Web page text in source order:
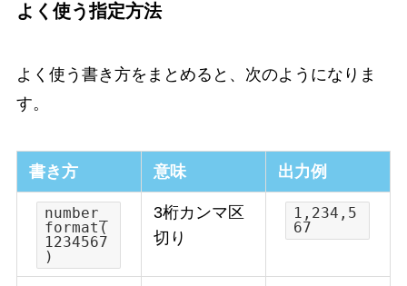
よく使う指定方法
よく使う書き方をまとめると、次のようになりま
す。
書き方 意味 出力例
number_
format(
1234567
)
3桁カンマ区
切り
1,234,5
67